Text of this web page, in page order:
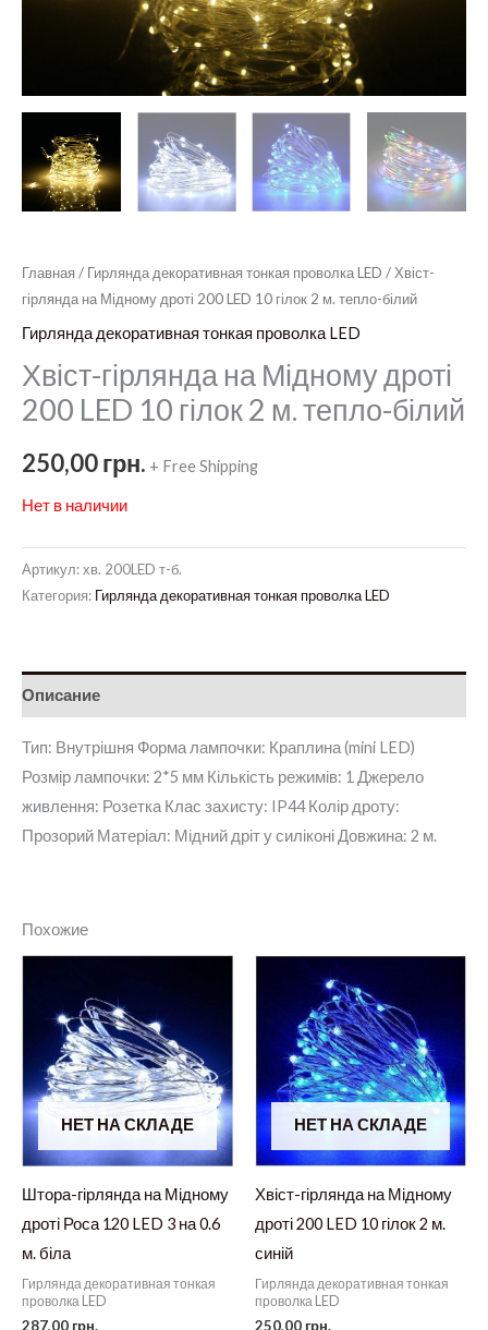
Главная / Гирлянда декоративная тонкая проволка LED / Хвіст-
гірлянда на Мідному дроті 200 LED 10 гілок 2 м. тепло-білий
Гирлянда декоративная тонкая проволка LED
Хвіст-гірлянда на Мідному дроті
200 LED 10 гілок 2 м. тепло-білий
250,00грн. + Free Shipping
Нет в наличии
Артикул:хв. 200LED т-б.
Категория: Гирлянда декоративная тонкая проволка LED
Описание
Тип: Внутрішня Форма лампочки: Краплина (mini LED)
Розмір лампочки: 2*5 мм Кількість режимів: 1 Джерело
живлення: Розетка Клас захисту: IP44 Колір дроту:
Прозорий Матеріал: Мідний дріт у силіконі Довжина: 2 м.
Похожие
НЕТ НА СКЛАДЕ
Штора-гірлянда на Мідному
дроті Роса 120 LED 3 на 0.6
м. біла
Гирлянда декоративная тонкая
проволка LED
287,00 грн.
НЕТ НА СКЛАДЕ
Хвіст-гірлянда на Мідному
дроті 200 LED 10 гілок 2 м.
синій
Гирлянда декоративная тонкая
проволка LED
250,00 грн.